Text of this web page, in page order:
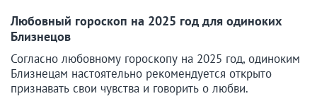
Любовный гороскоп на 2025 год для одиноких
Близнецов
Согласно любовному гороскопу на 2025 год, одиноким
Близнецам настоятельно рекомендуется открыто
признавать свои чувства и говорить о любви.